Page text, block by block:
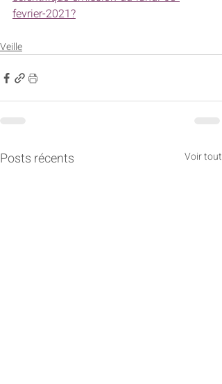
fevrier-2021?
Veille
Posts récents Voir tout